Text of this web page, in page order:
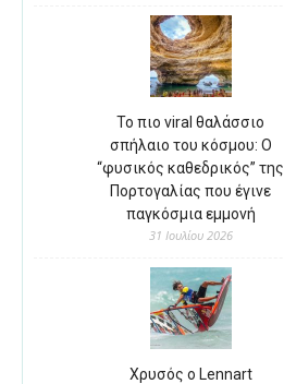
Το πιο viral θαλάσσιο
σπήλαιο του κόσμου: Ο
“φυσικός καθεδρικός” της
Πορτογαλίας που έγινε
παγκόσμια εμμονή
31 Ιουλίου 2026
Χρυσός ο Lennart